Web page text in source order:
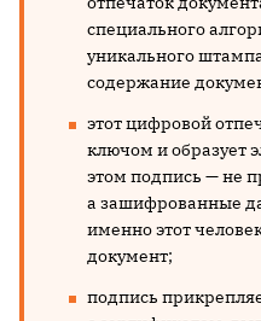
специального
уникального
содержание
этот цифровой
ключом и образует
этом подпись — не
а зашифрованные
именно этот
документ;
подпись